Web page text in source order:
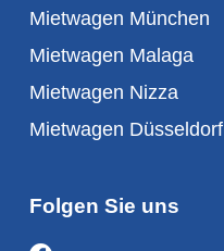
Mietwagen München
Mietwagen Malaga
Mietwagen Nizza
Mietwagen Düsseldorf
Folgen Sie uns